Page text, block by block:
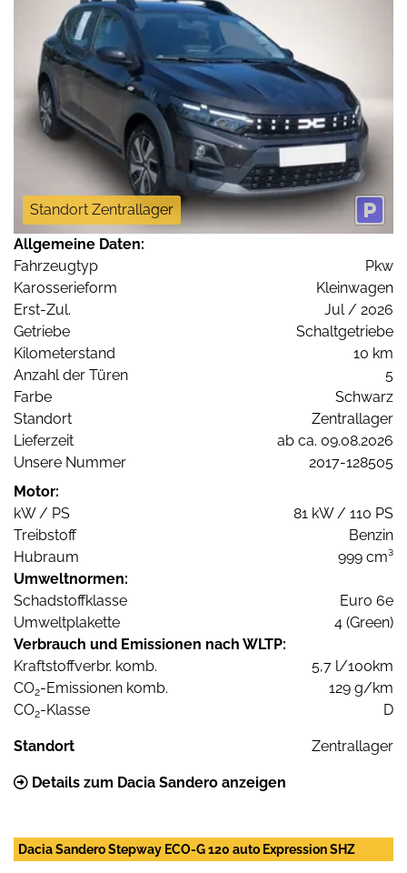
Standort Zentrallager
Allgemeine Daten:
Fahrzeugtyp
Pkw
Karosserieform
Kleinwagen
Erst-Zul.
Jul / 2026
Getriebe
Schaltgetriebe
Kilometerstand
10 km
Anzahl der Türen
5
Farbe
Schwarz
Standort
Zentrallager
Lieferzeit
ab ca. 09.08.2026
Unsere Nummer
2017-128505
Motor:
kW / PS
81 kW / 110 PS
Treibstoff
Benzin
Hubraum
999 cm³
Umweltnormen:
Schadstoffklasse
Euro 6e
Umweltplakette
4 (Green)
Verbrauch und Emissionen nach WLTP:
Kraftstoffverbr. komb.
5,7 l/100km
CO2-Emissionen komb.
129 g/km
CO2-Klasse D
Standort Zentrallager
Details zum Dacia Sandero anzeigen
Dacia Sandero Stepway ECO-G 120 auto Expression SHZ